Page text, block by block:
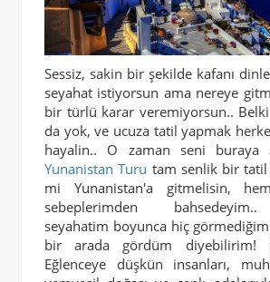
Sessiz, sakin bir şekilde kafanı
seyahat istiyorsun ama nereye
bir türlü karar veremiyorsun.. Belki
da yok, ve ucuza tatil yapmak
hayalin.. O zaman seni buraya
Yunanistan Turu tam senlik bir tatil
mi Yunanistan'a gitmelisin,
sebeplerimden
seyahatim boyunca hiç görmediğim
bir arada gördüm diyebilirim!
Eğlenceye düşkün insanları,